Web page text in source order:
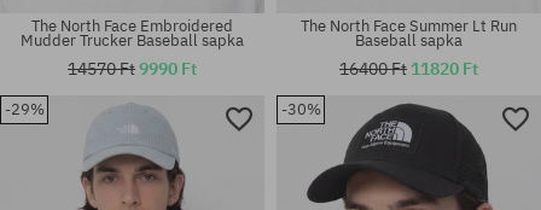
univerzális méret univerzális méret
The North Face Embroidered
Mudder Trucker Baseball sapka
14570 Ft9990 Ft
The North Face Summer Lt Run
Baseball sapka
16400 Ft 11820 Ft
-29% -30%